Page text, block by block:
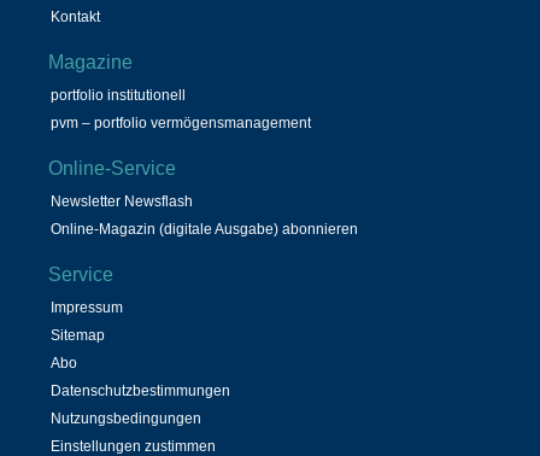
Kontakt
Magazine
portfolio institutionell
pvm – portfolio vermögensmanagement
Online-Service
Newsletter Newsflash
Online-Magazin (digitale Ausgabe) abonnieren
Service
Impressum
Sitemap
Abo
Datenschutzbestimmungen
Nutzungsbedingungen
Einstellungen zustimmen